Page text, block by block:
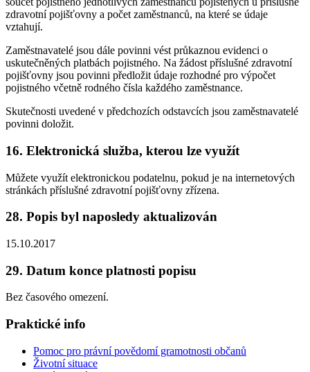
zdravotní pojišťovny a počet zaměstnanců, na které se údaje
vztahují.
Zaměstnavatelé jsou dále povinni vést průkaznou evidenci o
uskutečněných platbách pojistného. Na žádost příslušné zdravotní
pojišťovny jsou povinni předložit údaje rozhodné pro výpočet
pojistného včetně rodného čísla každého zaměstnance.
Skutečnosti uvedené v předchozích odstavcích jsou zaměstnavatelé
povinni doložit.
16. Elektronická služba, kterou lze využít
Můžete využít elektronickou podatelnu, pokud je na internetových
stránkách příslušné zdravotní pojišťovny zřízena.
28. Popis byl naposledy aktualizován
15.10.2017
29. Datum konce platnosti popisu
Bez časového omezení.
Praktické info
Pomoc pro právní povědomí gramotnosti občanů
Životní situace